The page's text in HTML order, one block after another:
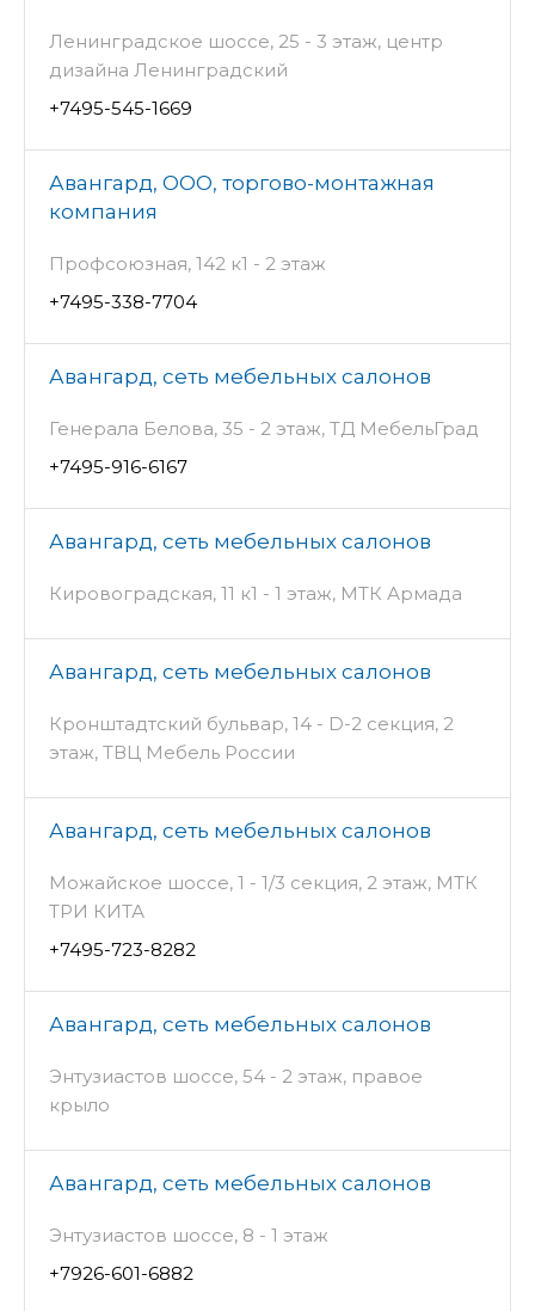
Ленинградское шоссе, 25 - 3 этаж, центр
дизайна Ленинградский
+7495-545-1669
Авангард, ООО, торгово-монтажная
компания
Профсоюзная, 142 к1 - 2 этаж
+7495-338-7704
Авангард, сеть мебельных салонов
Генерала Белова, 35 - 2 этаж, ТД МебельГрад
+7495-916-6167
Авангард, сеть мебельных салонов
Кировоградская, 11 к1 - 1 этаж, МТК Армада
Авангард, сеть мебельных салонов
Кронштадтский бульвар, 14 - D-2 секция, 2
этаж, ТВЦ Мебель России
Авангард, сеть мебельных салонов
Можайское шоссе, 1 - 1/3 секция, 2 этаж, МТК
ТРИ КИТА
+7495-723-8282
Авангард, сеть мебельных салонов
Энтузиастов шоссе, 54 - 2 этаж, правое
крыло
Авангард, сеть мебельных салонов
Энтузиастов шоссе, 8 - 1 этаж
+7926-601-6882